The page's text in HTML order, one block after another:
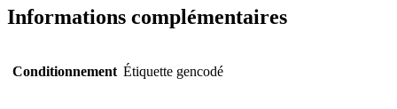
Informations complémentaires
Conditionnement Étiquette gencodé